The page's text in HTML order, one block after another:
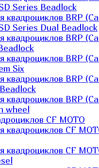
Series Beadlock
квадроциклов BRP
Series Dual Beadlock
квадроциклов BRP
квадроциклов BRP
Six
квадроциклов BRP
квадроциклов BRP
wheel
CF MOTO
квадроциклов CF
квадроциклов CF